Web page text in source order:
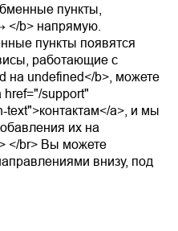
пункты,
b> напрямую.
пункты появятся
работающие с
на undefined</b>, можете
support"
a>, и мы
их на
</br> Вы можете
внизу, под